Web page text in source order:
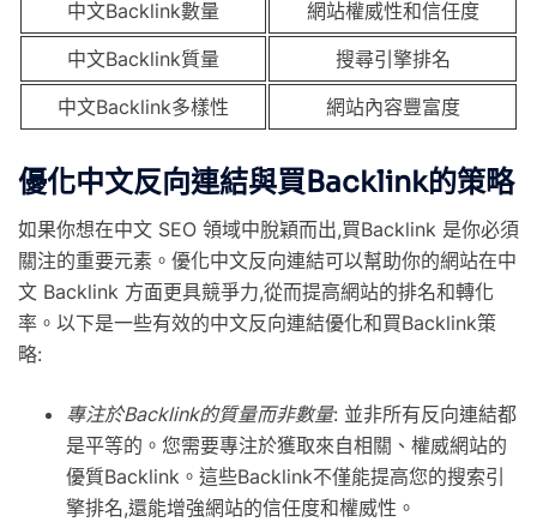
中文Backlink數量
網站權威性和信任度
中文Backlink質量
搜尋引擎排名
中文Backlink多樣性
網站內容豐富度
優化中文反向連結與買Backlink的策略
如果你想在中文 SEO 領域中脫穎而出,買Backlink 是你必須
關注的重要元素。優化中文反向連結可以幫助你的網站在中
文 Backlink 方面更具競爭力,從而提高網站的排名和轉化
率。以下是一些有效的中文反向連結優化和買Backlink策
略:
專注於Backlink的質量而非數量: 並非所有反向連結都
是平等的。您需要專注於獲取來自相關、權威網站的
優質Backlink 。這些Backlink不僅能提高您的搜索引
擎排名,還能增強網站的信任度和權威性。